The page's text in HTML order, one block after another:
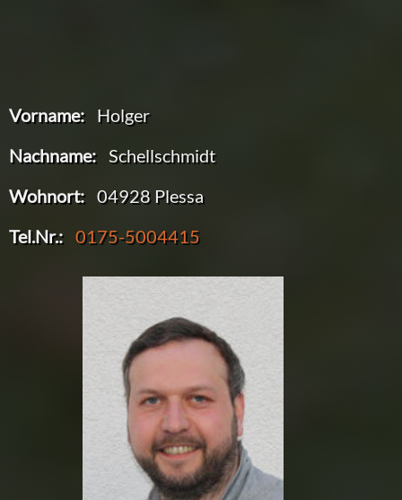
Vorname: Holger
Nachname: Schellschmidt
Wohnort: 04928 Plessa
Tel.Nr.: 0175-5004415